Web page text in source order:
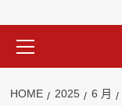
Menu
HOME 2025 6 月